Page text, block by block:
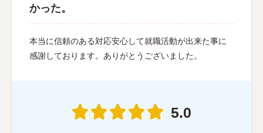
かった。
本当に信頼のある対応安心して就職活動が出来た事に
感謝しております。ありがとうございました。
5.0